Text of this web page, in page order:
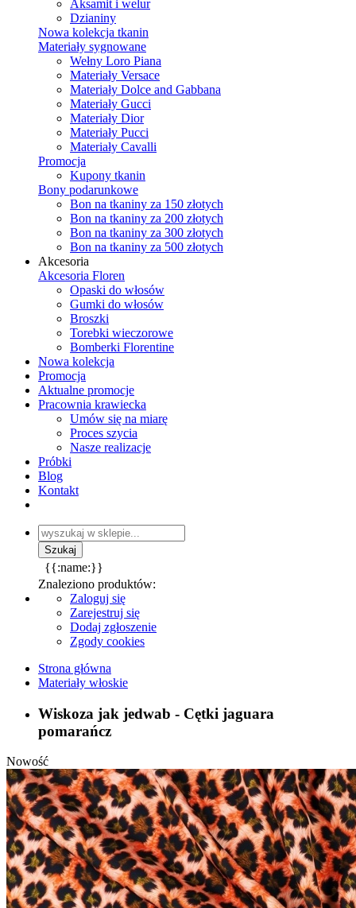
Aksamit i welur
Dzianiny
Nowa kolekcja tkanin
Materiały sygnowane
Wełny Loro Piana
Materiały Versace
Materiały Dolce and Gabbana
Materiały Gucci
Materiały Dior
Materiały Pucci
Materiały Cavalli
Promocja
Kupony tkanin
Bony podarunkowe
Bon na tkaniny za 150 złotych
Bon na tkaniny za 200 złotych
Bon na tkaniny za 300 złotych
Bon na tkaniny za 500 złotych
Akcesoria
Akcesoria Floren
Opaski do włosów
Gumki do włosów
Broszki
Torebki wieczorowe
Bomberki Florentine
Nowa kolekcja
Promocja
Aktualne promocje
Pracownia krawiecka
Umów się na miarę
Proces szycia
Nasze realizacje
Próbki
Blog
Kontakt
{{:name:}}
Znaleziono produktów:
Zaloguj się
Zarejestruj się
Dodaj zgłoszenie
Zgody cookies
Strona główna
Materiały włoskie
Wiskoza jak jedwab - Cętki jaguara
pomarańcz
Nowość